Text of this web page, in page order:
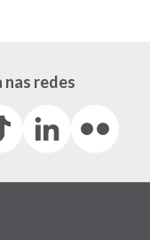
redes
LinkedIn
(link
em
(link
em